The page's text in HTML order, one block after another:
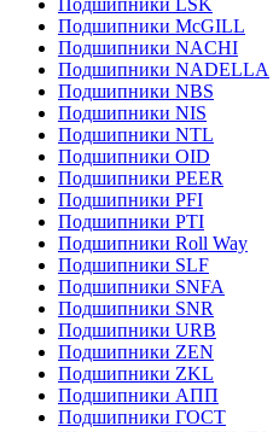
Подшипники LSK
Подшипники McGILL
Подшипники NACHI
Подшипники NADELLA
Подшипники NBS
Подшипники NIS
Подшипники NTL
Подшипники OID
Подшипники PEER
Подшипники PFI
Подшипники PTI
Подшипники Roll Way
Подшипники SLF
Подшипники SNFA
Подшипники SNR
Подшипники URB
Подшипники ZEN
Подшипники ZKL
Подшипники АПП
Подшипники ГОСТ